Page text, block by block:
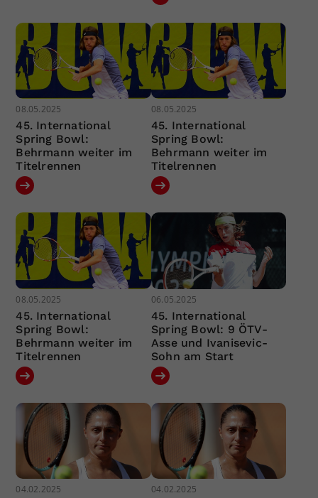
08.05.2025
45. International
Spring Bowl:
Behrmann weiter im
Titelrennen
08.05.2025
45. International
Spring Bowl:
Behrmann weiter im
Titelrennen
08.05.2025
45. International
Spring Bowl:
Behrmann weiter im
Titelrennen
06.05.2025
45. International
Spring Bowl: 9 ÖTV-
Asse und Ivanisevic-
Sohn am Start
04.02.2025 04.02.2025